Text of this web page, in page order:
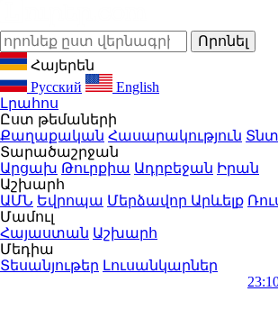
Հայերեն
Русский
English
Լրահոս
Ըստ թեմաների
Քաղաքական Հասարակություն
Տարածաշրջան
Արցախ Թուրքիա Ադրբեջան Իրան
Աշխարհ
ԱՄՆ Եվրոպա Մերձավոր Արևելք
Մամուլ
Հայաստան Աշխարհ
Մեդիա
Տեսանյութեր Լուսանկարներ